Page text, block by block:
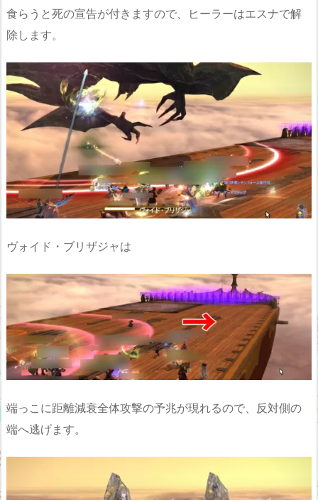
食らうと死の宣告が付きますので、ヒーラーはエスナで解
除します。
ヴォイド・ブリザジャは
端っこに距離減衰全体攻撃の予兆が現れるので、反対側の
端へ逃げます。